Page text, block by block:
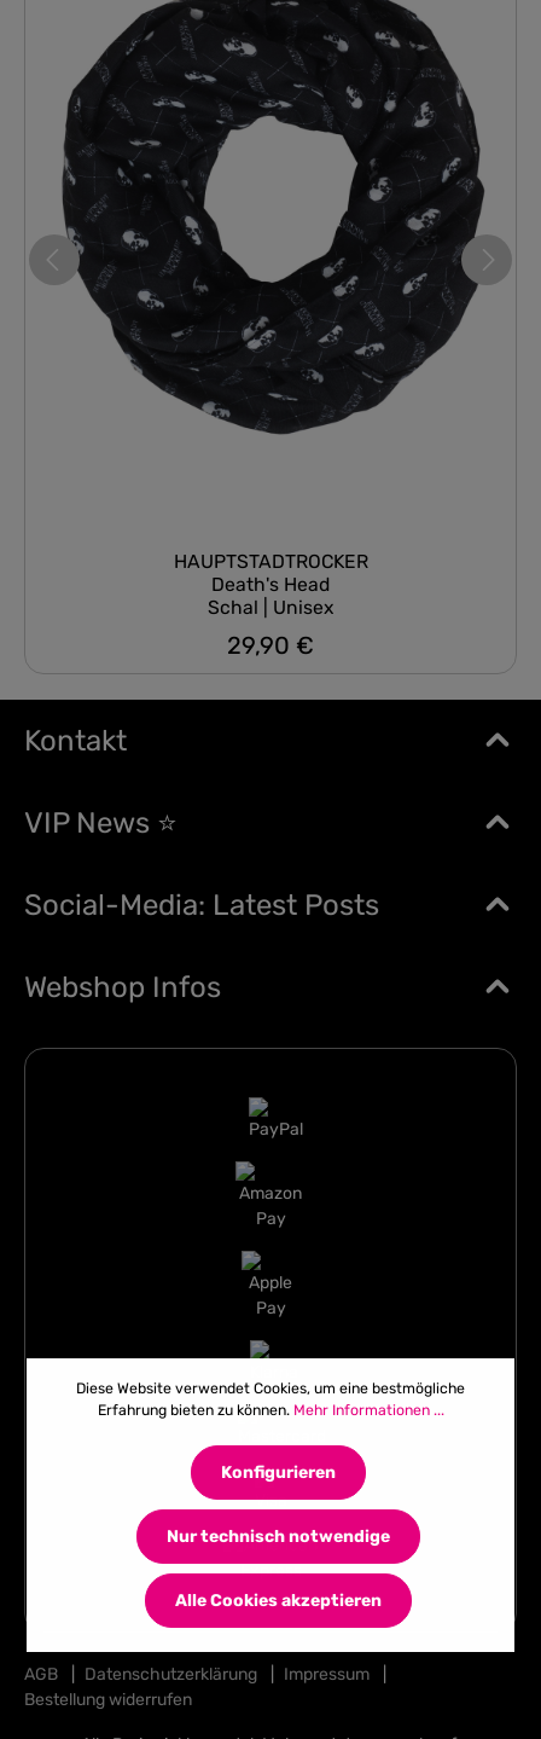
HAUPTSTADTROCKER
Death's Head
Schal | Unisex
Regulärer Preis:
29,90 €
Kontakt
VIP News ⭐
Social-Media: Latest Posts
Webshop Infos
AGB Datenschutzerklärung Impressum
Bestellung widerrufen
Diese Website verwendet Cookies, um eine bestmögliche
Erfahrung bieten zu können. Mehr Informationen ...
Nur technisch notwendige
Konfigurieren
Alle Cookies akzeptieren